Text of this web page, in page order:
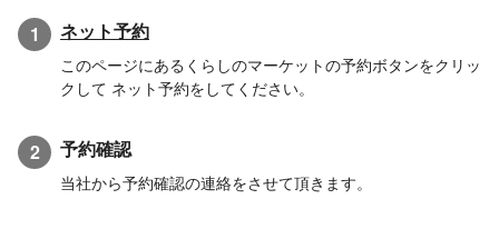
1 ネット予約
このページにあるくらしのマーケットの予約ボタンをクリッ
クして ネット予約をしてください。
2 予約確認
当社から予約確認の連絡をさせて頂きます。